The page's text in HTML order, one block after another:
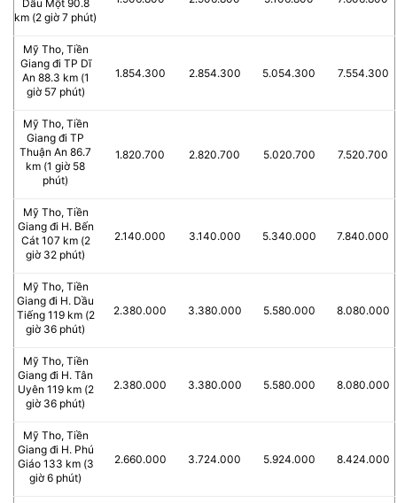
Dầu Một 90.8
km (2 giờ 7 phút)
Mỹ Tho, Tiền
Giang đi TP Dĩ
An 88.3 km (1
giờ 57 phút)
1.854.300 2.854.300 5.054.300 7.554.300
Mỹ Tho, Tiền
Giang đi TP
Thuận An 86.7
km (1 giờ 58
phút)
1.820.700 2.820.700 5.020.700 7.520.700
Mỹ Tho, Tiền
Giang đi H. Bến
Cát 107 km (2
giờ 32 phút)
2.140.000 3.140.000 5.340.000 7.840.000
Mỹ Tho, Tiền
Giang đi H. Dầu
Tiếng 119 km (2
giờ 36 phút)
2.380.000 3.380.000 5.580.000 8.080.000
Mỹ Tho, Tiền
Giang đi H. Tân
Uyên 119 km (2
giờ 36 phút)
2.380.000 3.380.000 5.580.000 8.080.000
Mỹ Tho, Tiền
Giang đi H. Phú
Giáo 133 km (3
giờ 6 phút)
2.660.000 3.724.000 5.924.000 8.424.000